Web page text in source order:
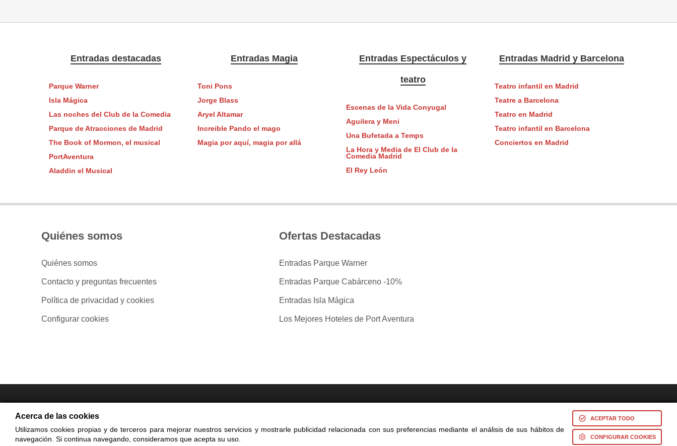
Entradas destacadas
Parque Warner
Isla Mágica
Las noches del Club de la Comedia
Parque de Atracciones de Madrid
The Book of Mormon, el musical
PortAventura
Aladdin el Musical
Entradas Magia
Toni Pons
Jorge Blass
Aryel Altamar
Increible Pando el mago
Magia por aquí, magia por allá
Entradas Espectáculos y
teatro
Escenas de la Vida Conyugal
Aguilera y Meni
Una Bufetada a Temps
La Hora y Media de El Club de la
Comedia Madrid
El Rey León
Entradas Madrid y Barcelona
Teatro infantil en Madrid
Teatre a Barcelona
Teatro en Madrid
Teatro infantil en Barcelona
Conciertos en Madrid
Quiénes somos
Quiénes somos
Contacto y preguntas frecuentes
Política de privacidad y cookies
Configurar cookies
Ofertas Destacadas
Entradas Parque Warner
Entradas Parque Cabárceno -10%
Entradas Isla Mágica
Los Mejores Hoteles de Port Aventura
© Copyright 2014-2026 Ociocultura Network SL - All Rights Reserved
El uso de esta web significa la aceptación de nuestra
Acerca de las cookies
Utilizamos cookies propias y de terceros para mejorar nuestros servicios y mostrarle publicidad relacionada con sus preferencias mediante el análisis de sus hábitos de
navegación. Si continua navegando, consideramos que acepta su uso.
ACEPTAR TODO
CONFIGURAR COOKIES